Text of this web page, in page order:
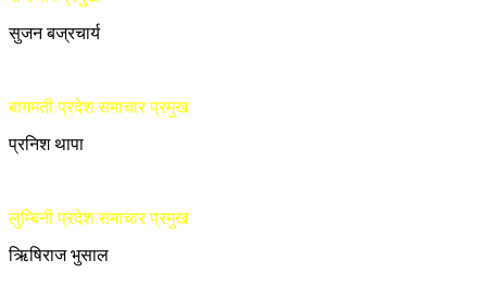
सुजन बज्रचार्य
बागमती प्रदेश समाचार प्रमुख
प्रनिश थापा
लुम्बिनी प्रदेश समाचार प्रमुख
ऋिषिराज भुसाल